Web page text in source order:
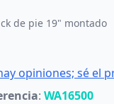
de pie 19" montado
opiniones; sé el
: WA16500